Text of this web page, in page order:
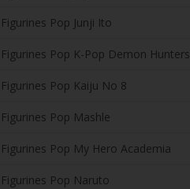
Figurines Pop Junji Ito
Figurines Pop K-Pop Demon Hunters
Figurines Pop Kaiju No 8
Figurines Pop Mashle
Figurines Pop My Hero Academia
Figurines Pop Naruto